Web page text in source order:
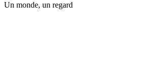
Un monde, un regard